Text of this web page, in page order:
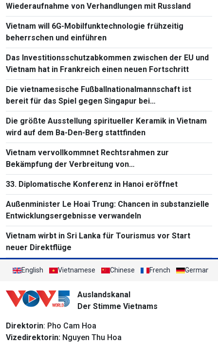
Wiederaufnahme von Verhandlungen mit Russland
Vietnam will 6G-Mobilfunktechnologie frühzeitig
beherrschen und einführen
Das Investitionsschutzabkommen zwischen der EU und
Vietnam hat in Frankreich einen neuen Fortschritt
Die vietnamesische Fußballnationalmannschaft ist
bereit für das Spiel gegen Singapur bei
Südostasienmeisterschaft 2026
Die größte Ausstellung spiritueller Keramik in Vietnam
wird auf dem Ba-Den-Berg stattfinden
Vietnam vervollkommnet Rechtsrahmen zur
Bekämpfung der Verbreitung von
Massenvernichtungswaffen
33. Diplomatische Konferenz in Hanoi eröffnet
Außenminister Le Hoai Trung: Chancen in substanzielle
Entwicklungsergebnisse verwandeln
Vietnam wirbt in Sri Lanka für Tourismus vor Start
neuer Direktflüge
English Vietnamese Chinese French German
Auslandskanal
Der Stimme Vietnams
Direktorin: Pho Cam Hoa
Vizedirektorin: Nguyen Thu Hoa